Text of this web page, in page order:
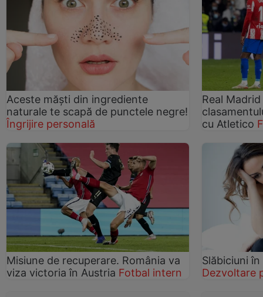
Aceste măști din ingrediente
naturale te scapă de punctele negre!
Îngrijire personală
Real
cu Atletico
Misiune de recuperare. România va
viza victoria în Austria Fotbal intern
Slăbiciuni
Dezvoltare